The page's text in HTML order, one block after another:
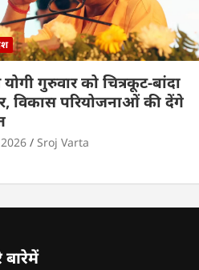
गुरुवार को चित्रकूट-बांदा
विकास परियोजनाओं की देंगे
Sroj Varta
बारेमें